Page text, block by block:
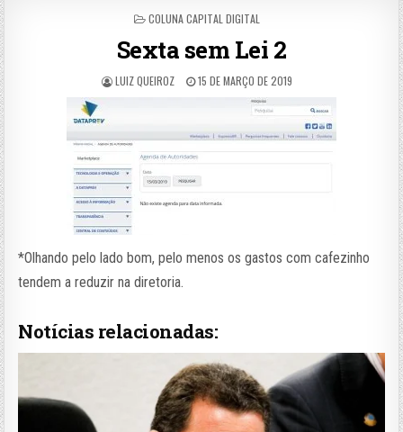
POSTED
COLUNA CAPITAL DIGITAL
Sexta sem Lei 2
LUIZ QUEIROZ 15 DE MARÇO DE 2019
*Olhando pelo lado bom, pelo menos os gastos com cafezinho
tendem a reduzir na diretoria.
Notícias relacionadas: